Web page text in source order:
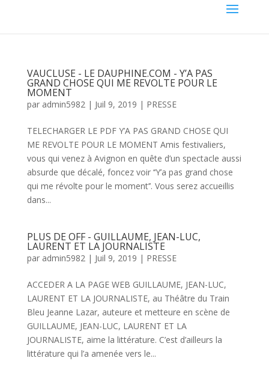
VAUCLUSE - LE DAUPHINE.COM - Y’A PAS
GRAND CHOSE QUI ME REVOLTE POUR LE
MOMENT
par admin5982| Juil 9, 2019 | PRESSE
TELECHARGER LE PDF Y’A PAS GRAND CHOSE QUI
ME REVOLTE POUR LE MOMENT Amis festivaliers,
vous qui venez à Avignon en quête d’un spectacle aussi
absurde que décalé, foncez voir ‘‘Y’a pas grand chose
qui me révolte pour le moment’’. Vous serez accueillis
dans...
PLUS DE OFF - GUILLAUME, JEAN-LUC,
LAURENT ET LA JOURNALISTE
par admin5982| Juil 9, 2019 | PRESSE
ACCEDER A LA PAGE WEB GUILLAUME, JEAN-LUC,
LAURENT ET LA JOURNALISTE, au Théâtre du Train
Bleu Jeanne Lazar, auteure et metteure en scène de
GUILLAUME, JEAN-LUC, LAURENT ET LA
JOURNALISTE, aime la littérature. C’est d’ailleurs la
littérature qui l’a amenée vers le...